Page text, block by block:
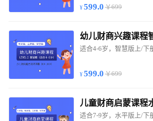
599.0 ￥699
幼儿财商兴趣课程
599.0 ￥699
儿童财商启蒙课程